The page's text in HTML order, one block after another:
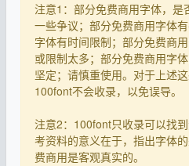
注意1：部分免费商用字体，
一些争议；部分免费商用字体
字体有时间限制；部分免费商
或限制太多；部分免费商用字
坚定；请慎重使用。对于上述
100font不会收录，以免误导。
注意2：100font只收录可以找
考资料的意义在于，指出字体
费商用是客观真实的。